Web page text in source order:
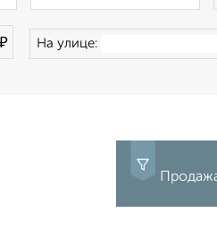
₽ На улице: